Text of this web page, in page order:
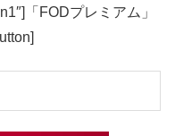
「FODプレミアム」